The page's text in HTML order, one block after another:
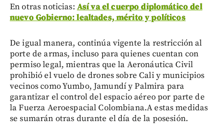
En otras noticias: Así va el cuerpo diplomático del
nuevo Gobierno: lealtades, mérito y políticos
De igual manera, continúa vigente la restricción al
porte de armas, incluso para quienes cuentan con
permiso legal, mientras que la Aeronáutica Civil
prohibió el vuelo de drones sobre Cali y municipios
vecinos como Yumbo, Jamundí y Palmira para
garantizar el control del espacio aéreo por parte de
la Fuerza Aeroespacial Colombiana.A estas medidas
se sumarán otras durante el día de la posesión.